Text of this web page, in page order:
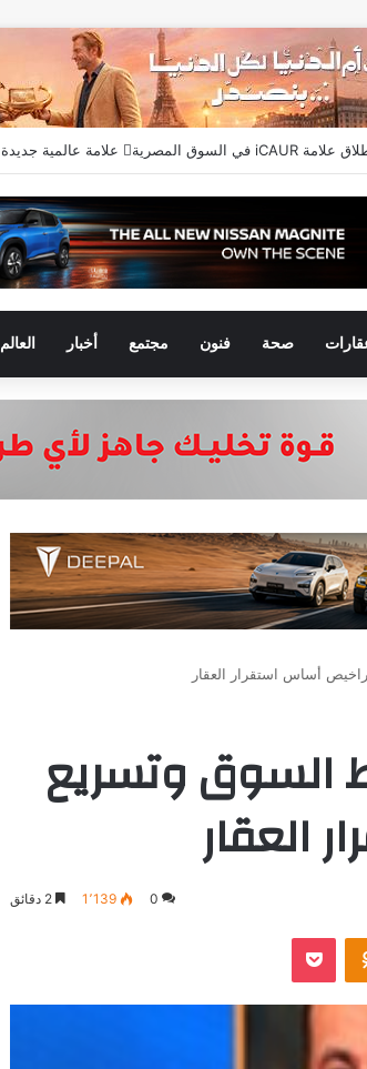
صحة فنون مجتمع أخبار العالم
أساس استقرار العقار
السوق وتسريع
العقار
0 1٬139
Odnoklassniki
‫Pocket